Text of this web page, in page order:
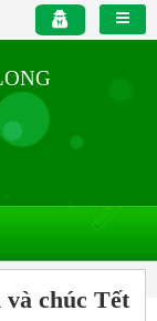
chúc Tết